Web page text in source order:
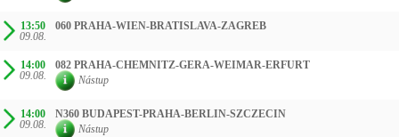
13:50
09.08.
060 PRAHA-WIEN-BRATISLAVA-ZAGREB
14:00
09.08.
082 PRAHA-CHEMNITZ-GERA-WEIMAR-ERFURT
Nástup
14:00
09.08.
N360 BUDAPEST-PRAHA-BERLIN-SZCZECIN
Nástup